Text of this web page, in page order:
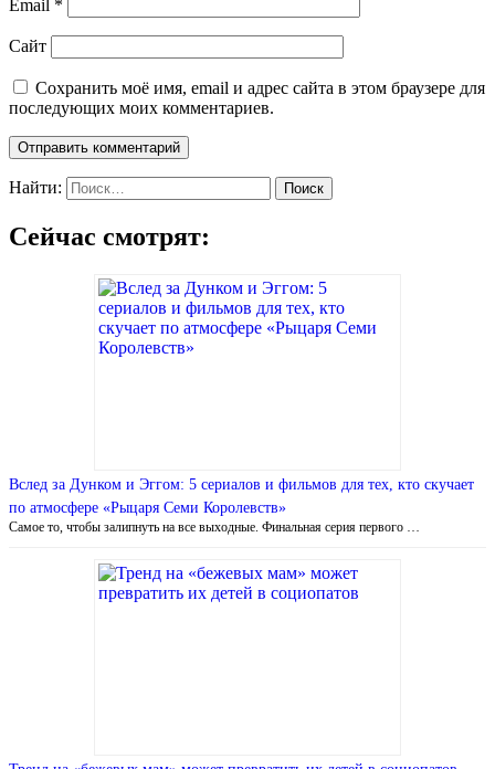
Email *
Сайт
Сохранить моё имя, email и адрес сайта в этом браузере для
последующих моих комментариев.
Найти:
Сейчас смотрят:
Вслед за Дунком и Эггом: 5 сериалов и фильмов для тех, кто скучает
по атмосфере «Рыцаря Семи Королевств»
Самое то, чтобы залипнуть на все выходные. Финальная серия первого …